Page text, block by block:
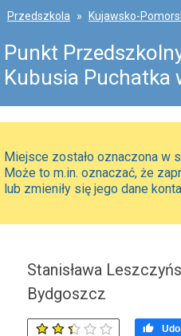
Przedszkola Kujawsko-
Punkt
Kubusia Puchatka
Miejsce zostało oznaczona w
Może to m.in. oznaczać, że
lub zmieniły się jego dane
Stanisława
Bydgoszcz
